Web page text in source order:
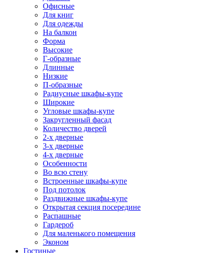
Офисные
Для книг
Для одежды
На балкон
Форма
Высокие
Г-образные
Длинные
Низкие
П-образные
Радиусные шкафы-купе
Широкие
Угловые шкафы-купе
Закругленный фасад
Количество дверей
2-х дверные
3-х дверные
4-х дверные
Особенности
Во всю стену
Встроенные шкафы-купе
Под потолок
Раздвижные шкафы-купе
Открытая секция посередине
Распашные
Гардероб
Для маленького помещения
Эконом
Гостиные